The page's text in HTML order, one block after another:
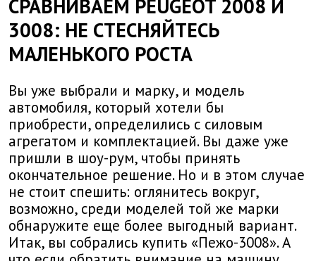
СРАВНИВАЕМ PEUGEOT 2008 И
3008: НЕ СТЕСНЯЙТЕСЬ
МАЛЕНЬКОГО РОСТА
Вы уже выбрали и марку, и модель
автомобиля, который хотели бы
приобрести, определились с силовым
агрегатом и комплектацией. Вы даже уже
пришли в шоу-рум, чтобы принять
окончательное решение. Но и в этом случае
не стоит спешить: оглянитесь вокруг,
возможно, среди моделей той же марки
обнаружите еще более выгодный вариант.
Итак, вы собрались купить «Пежо-3008». А